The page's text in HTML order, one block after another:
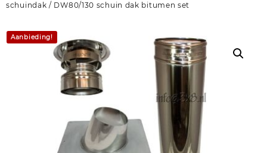
schuindak / DW80/130 schuin dak bitumen set
Aanbieding!